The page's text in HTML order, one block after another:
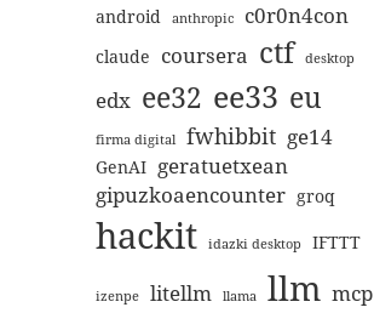
android anthropic c0r0n4con
claude coursera ctf desktop
edx ee32 ee33 eu
firma digital fwhibbit ge14
GenAI geratuetxean
gipuzkoaencounter groq
hackit idazki desktop IFTTT
izenpe litellm llama llm mcp